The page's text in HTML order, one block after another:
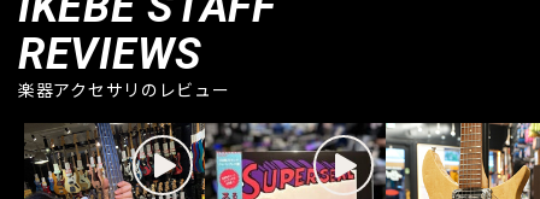
REVIEWS
楽器アクセサリのレビュー